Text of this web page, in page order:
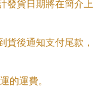
發貨日期將在簡介上
貨後通知支付尾款，
的運費。